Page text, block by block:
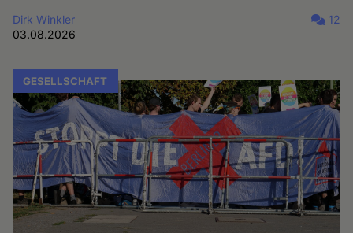
Dirk Winkler
03.08.2026
12
GESELLSCHAFT